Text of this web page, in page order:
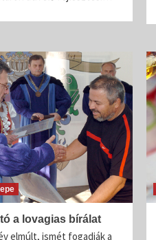
a lovagias bírálat
elmúlt, ismét fogadják a